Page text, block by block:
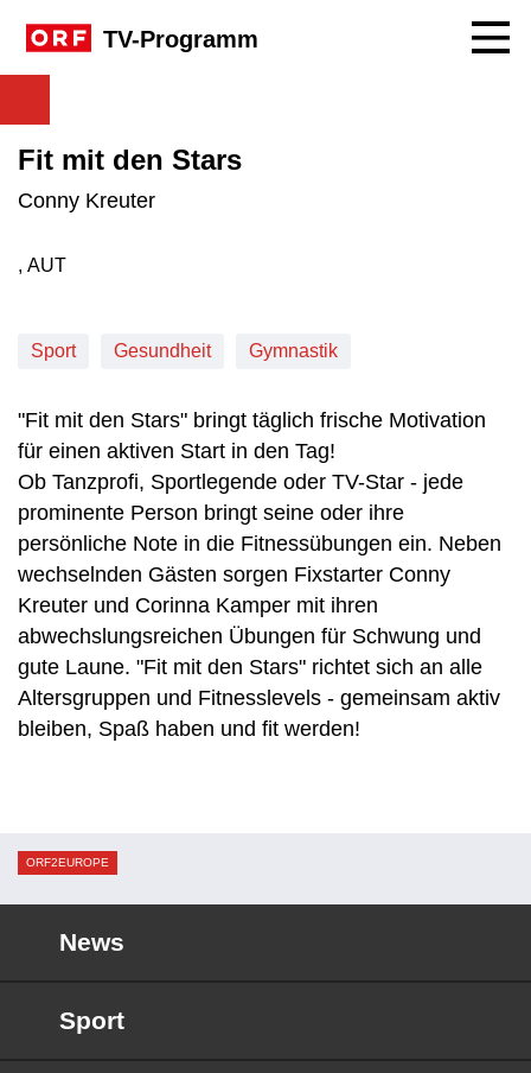
TV-Programm
Fit mit den Stars
Conny Kreuter
Produktionsland: AUT
, AUT
Sport Gesundheit Gymnastik
"Fit mit den Stars" bringt täglich frische Motivation
für einen aktiven Start in den Tag!
Ob Tanzprofi, Sportlegende oder TV-Star - jede
prominente Person bringt seine oder ihre
persönliche Note in die Fitnessübungen ein. Neben
wechselnden Gästen sorgen Fixstarter Conny
Kreuter und Corinna Kamper mit ihren
abwechslungsreichen Übungen für Schwung und
gute Laune. "Fit mit den Stars" richtet sich an alle
Altersgruppen und Fitnesslevels - gemeinsam aktiv
bleiben, Spaß haben und fit werden!
ORF2EUROPE
News
Sport